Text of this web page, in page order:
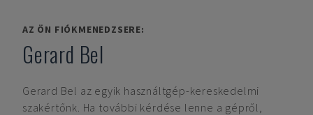
AZ ÖN FIÓKMENEDZSERE:
Gerard Bel
Gerard Bel az egyik használtgép-kereskedelmi
szakértőnk. Ha további kérdése lenne a gépről,